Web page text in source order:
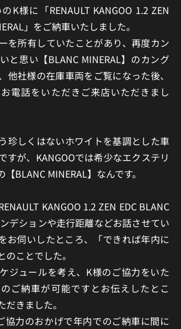
K様に「RENAULT KANGOO 1.2 ZEN
」をご納車いたしました。
を所有していたことがあり、再度カン
と思い【BLANC MINERAL】のカング
他社様の在庫車両をご覧になった後、
電話をいただきご来店いただきまし
珍しくはないホワイトを基調とした車
すが、KANGOOでは希少なエクステリ
BLANC MINERAL】なんです。
KANGOO 1.2 ZEN EDC BLANC
デションや走行距離などお話させてい
お伺いしたところ、「できれば年内に
ことでした。
ジュールを考え、K様のご協力をいた
ご納車が可能ですとお伝えしたとこ
だきました。
協力のおかげで年内でのご納車に間に